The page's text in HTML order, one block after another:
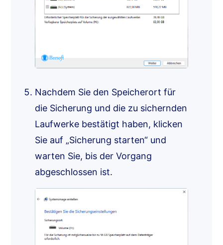
Nachdem Sie den Speicherort für
die Sicherung und die zu sichernden
Laufwerke bestätigt haben, klicken
Sie auf „Sicherung starten“ und
warten Sie, bis der Vorgang
abgeschlossen ist.